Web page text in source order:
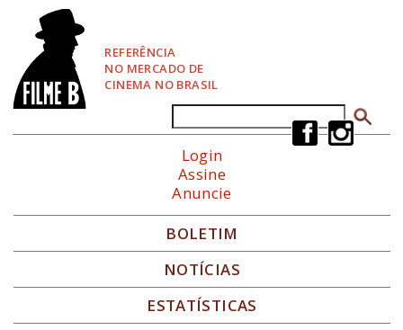
REFERÊNCIA
NO MERCADO DE
CINEMA NO BRASIL
Formulário de busca
Login
Assine
Anuncie
BOLETIM
NOTÍCIAS
ESTATÍSTICAS